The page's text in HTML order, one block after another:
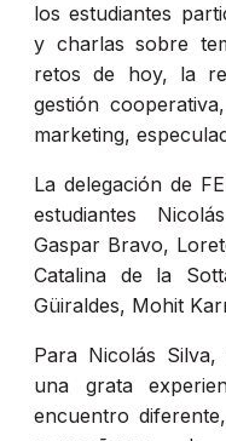
los estudiantes
y charlas sobre
retos de hoy, la
gestión
marketing,
La delegación de
estudiantes
Gaspar Bravo,
Catalina de la
Güiraldes, Mohit
Para Nicolás Silva,
una grata
encuentro